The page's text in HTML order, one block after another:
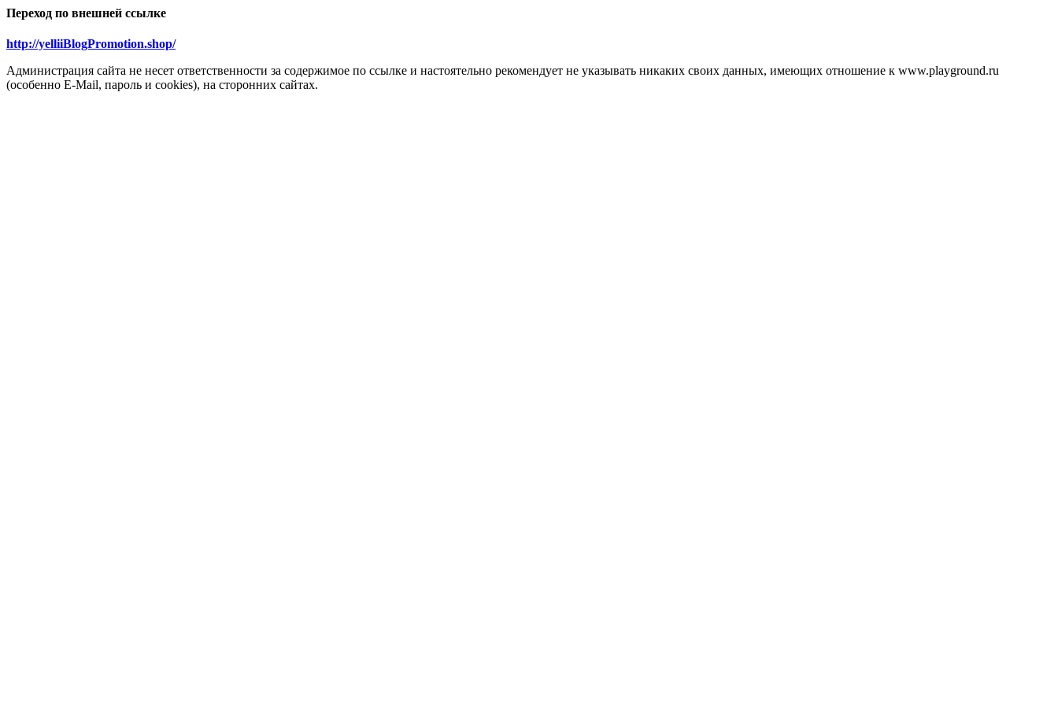
Переход по внешней ссылке
http://yelliiBlogPromotion.shop/
Администрация сайта не несет ответственности за содержимое по ссылке и настоятельно рекомендует не указывать никаких своих данных, имеющих отношение к www.playground.ru
(особенно E-Mail, пароль и cookies), на сторонних сайтах.